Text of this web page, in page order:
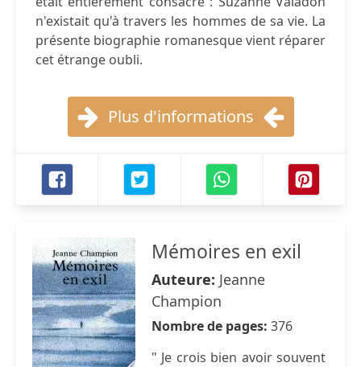
n'existait qu'à travers les hommes de sa vie. La
présente biographie romanesque vient réparer
cet étrange oubli.
Plus d'informations
Mémoires en exil
Auteure: Jeanne
Champion
Nombre de pages: 376
" Je crois bien avoir souvent